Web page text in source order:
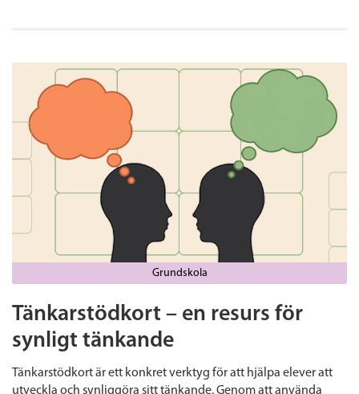
Grundskola
Tänkarstödkort – en resurs för
synligt tänkande
Tänkarstödkort är ett konkret verktyg för att hjälpa elever att
utveckla och synliggöra sitt tänkande. Genom att använda